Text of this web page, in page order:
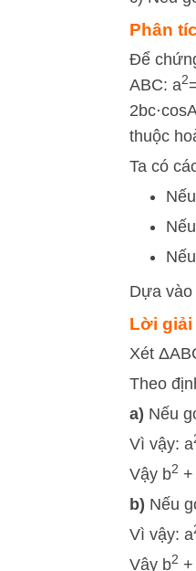
Phân
Để
ABC: a2
2bc⋅cos
thuộc
Ta có
Dựa
Lời giải
Xét
Theo
a) Nếu
Vì vậy: a
Vậy b2 +
b) Nếu
Vì vậy: a
Vậy b2 +